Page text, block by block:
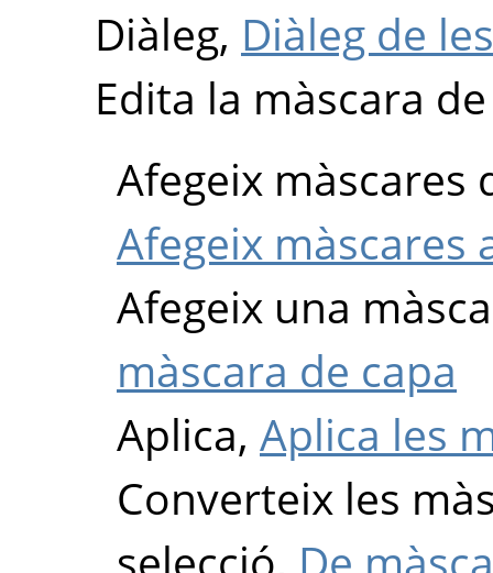
Diàleg, Diàleg de
Edita la màscara
Afegeix màscares
Afegeix màscares
Afegeix una
màscara de capa
Aplica, Aplica les
Converteix les